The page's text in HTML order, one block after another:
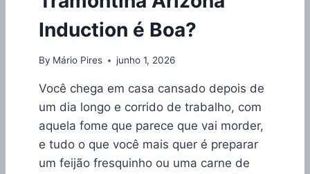
O
D
A
É
B
O
Induction é Boa?
By Mário Pires junho 1, 2026
Você chega em casa cansado depois de
um dia longo e corrido de trabalho, com
aquela fome que parece que vai morder,
e tudo o que você mais quer é preparar
um feijão fresquinho ou uma carne de